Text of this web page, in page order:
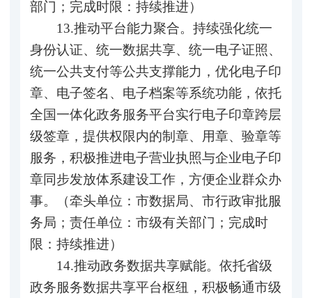
部门；完成时限：持续推进）
13.推动平台能力聚合。持续强化统一
身份认证、统一数据共享、统一电子证照、
统一公共支付等公共支撑能力，优化电子印
章、电子签名、电子档案等系统功能，依托
全国一体化政务服务平台实行电子印章跨层
级签章，提供权限内的制章、用章、验章等
服务，积极推进电子营业执照与企业电子印
章同步发放体系建设工作，方便企业群众办
事。（牵头单位：市数据局、市行政审批服
务局；责任单位：市级有关部门；完成时
限：持续推进）
14.推动政务数据共享赋能。依托省级
政务服务数据共享平台枢纽，积极畅通市级